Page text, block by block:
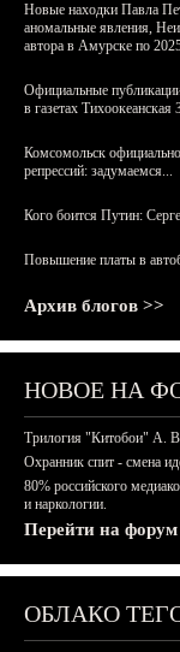
Новые находки Павла
аномальные явления,
автора в Амурске по
Официальные
в газетах
Комсомольск
репрессий: задумаемся...
Кого боится Путин:
Повышение платы в
Архив блогов >>
НОВОЕ НА
Трилогия "Китобои" А.
Охранник спит - смена
80% российского
и наркологии.
Перейти на форум
ОБЛАКО